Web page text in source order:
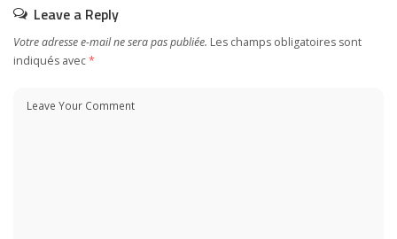
Leave a Reply
Votre adresse e-mail ne sera pas publiée. Les champs obligatoires sont
indiqués avec*